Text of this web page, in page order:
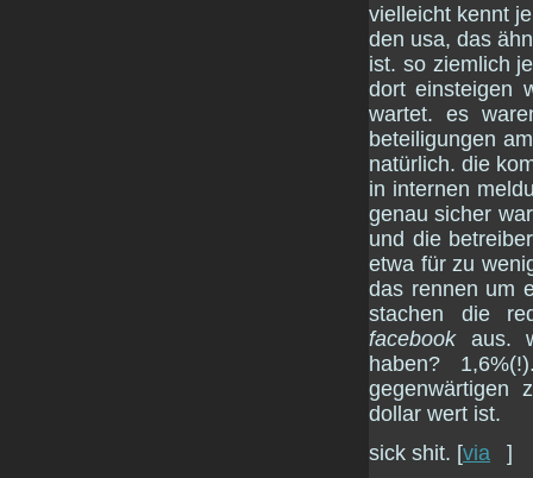
vielleicht kennt
den usa, das
ist. so ziemlich
dort einsteigen
wartet. es
beteiligungen
natürlich. die
in internen
genau sicher
und die
etwa für zu
das rennen um
stachen die
facebookaus.
haben?
gegenwärtigen
dollar wert ist.
sick shit. [via
]